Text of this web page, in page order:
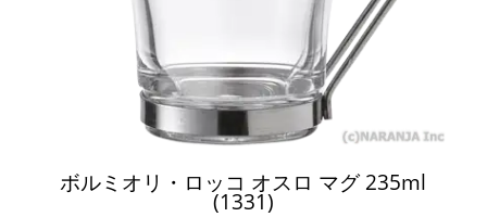
ボルミオリ・ロッコ オスロ マグ 235ml
(1331)